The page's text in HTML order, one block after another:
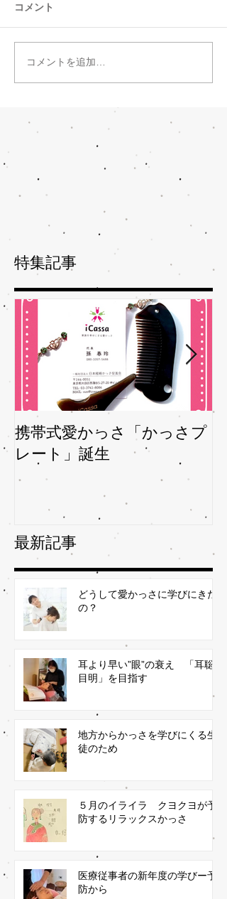
コメント
コメントを追加…
特集記事
携帯式愛かっさ「かっさプ
レート」誕生
最新記事
どうして愛かっさに学びにきた
の？
耳より早い”眼”の衰え 「耳聡
目明」を目指す
地方からかっさを学びにくる生
徒のため
５月のイライラ クヨクヨが予
防するリラックスかっさ
医療従事者の新年度の学びー予
防から